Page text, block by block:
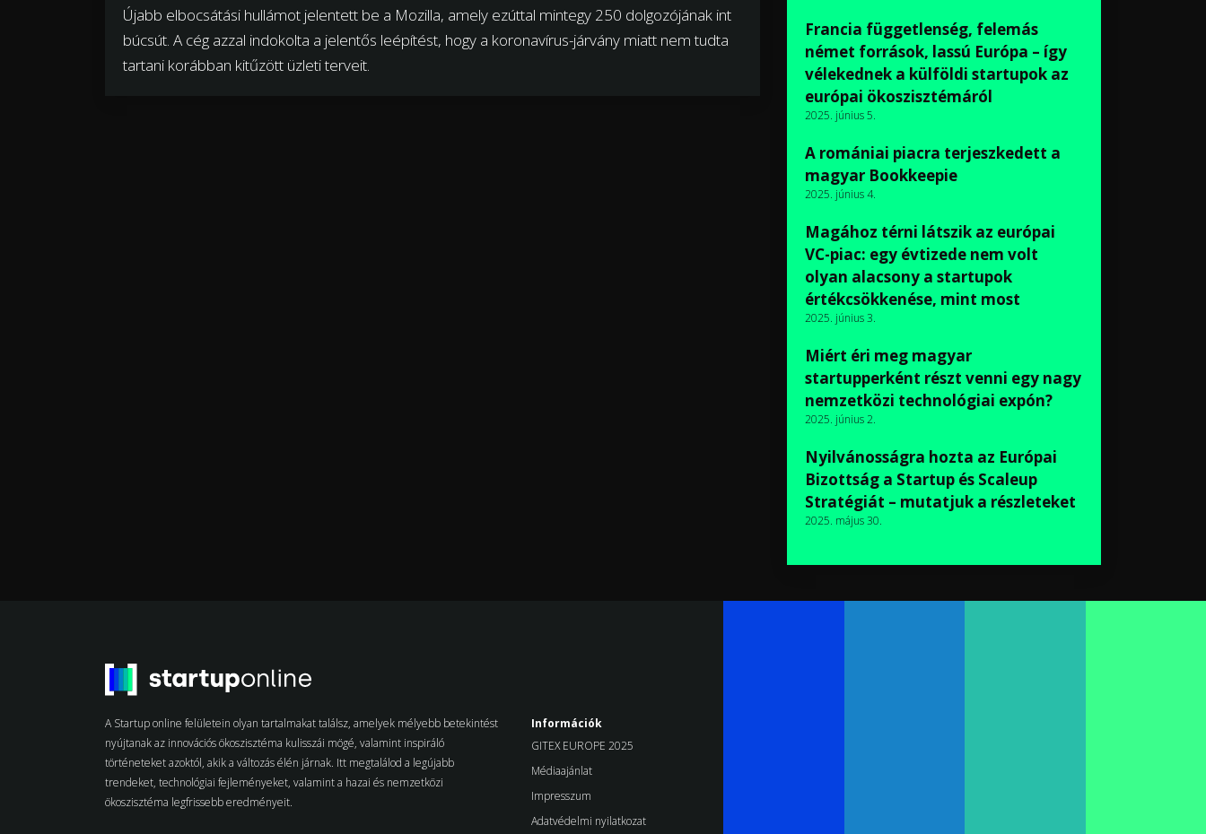
Újabb elbocsátási hullámot jelentett be a Mozilla, amely ezúttal mintegy 250 dolgozójának int
búcsút. A cég azzal indokolta a jelentős leépítést, hogy a koronavírus-járvány miatt nem tudta
tartani korábban kitűzött üzleti terveit.
Francia függetlenség, felemás
német források, lassú Európa – így
vélekednek a külföldi startupok az
európai ökoszisztémáról
2025. június 5.
A romániai piacra terjeszkedett a
magyar Bookkeepie
2025. június 4.
Magához térni látszik az európai
VC-piac: egy évtizede nem volt
olyan alacsony a startupok
értékcsökkenése, mint most
2025. június 3.
Miért éri meg magyar
startupperként részt venni egy nagy
nemzetközi technológiai expón?
2025. június 2.
Nyilvánosságra hozta az Európai
Bizottság a Startup és Scaleup
Stratégiát – mutatjuk a részleteket
2025. május 30.
A Startup online felületein olyan tartalmakat találsz, amelyek mélyebb betekintést
nyújtanak az innovációs ökoszisztéma kulisszái mögé, valamint inspiráló
történeteket azoktól, akik a változás élén járnak. Itt megtalálod a legújabb
trendeket, technológiai fejleményeket, valamint a hazai és nemzetközi
ökoszisztéma legfrissebb eredményeit.
Információk
GITEX EUROPE 2025
Médiaajánlat
Impresszum
Adatvédelmi nyilatkozat